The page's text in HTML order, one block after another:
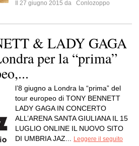
Il 27 giugno 2015 da
Conlozoppo
& LADY GAGA
per la “prima”
l’8 giugno a Londra la “prima” del
tour europeo di TONY BENNETT
LADY GAGA IN CONCERTO
ALL’ARENA SANTA GIULIANA IL 15
LUGLIO ONLINE IL NUOVO SITO
DI UMBRIA JAZ...
Leggere il seguito